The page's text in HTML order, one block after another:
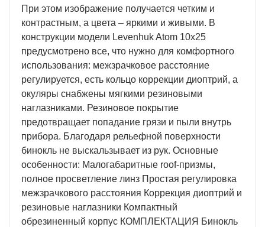
При этом изображение получается четким и
контрастным, а цвета – яркими и живыми. В
конструкции модели Levenhuk Atom 10x25
предусмотрено все, что нужно для комфортного
использования: межзрачковое расстояние
регулируется, есть кольцо коррекции диоптрий, а
окуляры снабжены мягкими резиновыми
наглазниками. Резиновое покрытие
предотвращает попадание грязи и пыли внутрь
прибора. Благодаря рельефной поверхности
бинокль не выскальзывает из рук. Основные
особенности: Малогабаритные roof-призмы,
полное просветление линз Простая регулировка
межзрачкового расстояния Коррекция диоптрий и
резиновые наглазники Компактный
обрезиненный корпус КОМПЛЕКТАЦИЯ Бинокль